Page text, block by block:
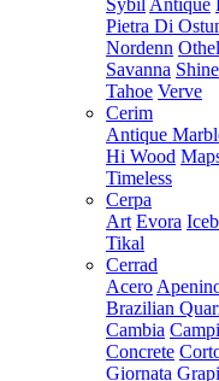
Sybil Antique
Pietra Di
Nordenn
Savanna Shine
Tahoe Verve
Cerim
Antique
Hi Wood
Timeless
Cerpa
Art Evora
Tikal
Cerrad
Acero
Brazilian
Cambia
Concrete
Giornata